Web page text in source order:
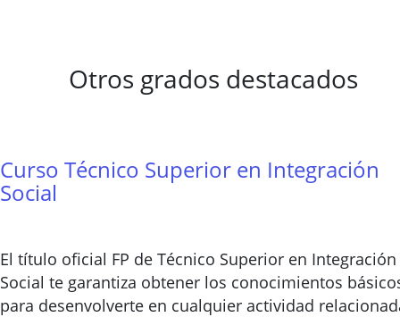
Otros grados destacados
Curso Técnico Superior en Integración
Social
El título oficial FP de Técnico Superior en Integración
Social te garantiza obtener los conocimientos
para desenvolverte en cualquier actividad